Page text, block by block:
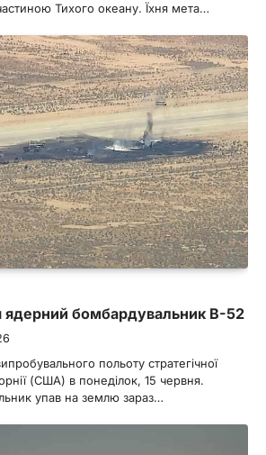
Тихого океану. Їхня мета…
бомбардувальник B-52
польоту стратегічної
(США) в понеділок, 15 червня.
упав на землю зараз…